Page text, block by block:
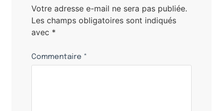
Votre adresse e-mail ne sera pas publiée.
Les champs obligatoires sont indiqués
avec *
Commentaire *